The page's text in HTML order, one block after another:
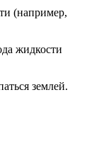
(например,
жидкости
землей.